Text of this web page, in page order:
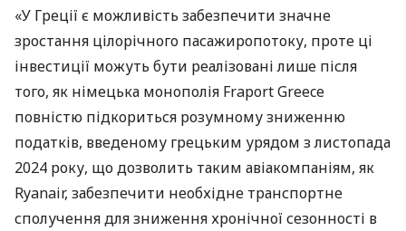
«У Греції є можливість забезпечити значне
зростання цілорічного пасажиропотоку, проте ці
інвестиції можуть бути реалізовані лише після
того, як німецька монополія Fraport Greece
повністю підкориться розумному зниженню
податків, введеному грецьким урядом з листопада
2024 року, що дозволить таким авіакомпаніям, як
Ryanair, забезпечити необхідне транспортне
сполучення для зниження хронічної сезонності в